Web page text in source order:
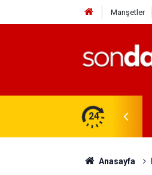
Manşetler
24
Salah İddiası Gündemi Salladı
Anasayfa